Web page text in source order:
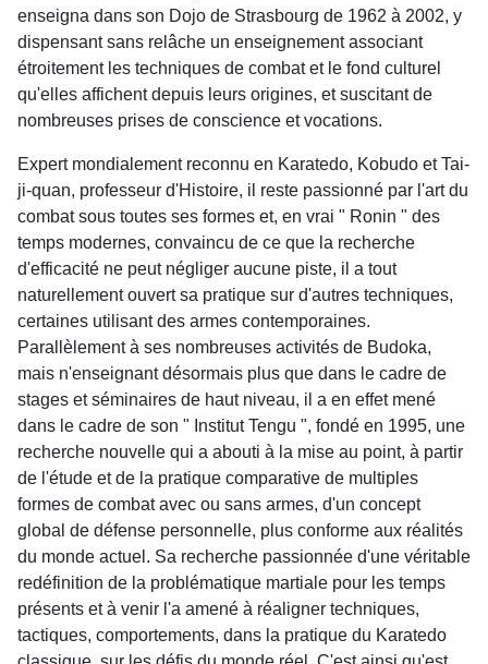
enseigna dans son Dojo de Strasbourg de 1962 à 2002, y
dispensant sans relâche un enseignement associant
étroitement les techniques de combat et le fond culturel
qu'elles affichent depuis leurs origines, et suscitant de
nombreuses prises de conscience et vocations.
Expert mondialement reconnu en Karatedo, Kobudo et Tai-
ji-quan, professeur d'Histoire, il reste passionné par l'art du
combat sous toutes ses formes et, en vrai " Ronin " des
temps modernes, convaincu de ce que la recherche
d'efficacité ne peut négliger aucune piste, il a tout
naturellement ouvert sa pratique sur d'autres techniques,
certaines utilisant des armes contemporaines.
Parallèlement à ses nombreuses activités de Budoka,
mais n'enseignant désormais plus que dans le cadre de
stages et séminaires de haut niveau, il a en effet mené
dans le cadre de son " Institut Tengu ", fondé en 1995, une
recherche nouvelle qui a abouti à la mise au point, à partir
de l'étude et de la pratique comparative de multiples
formes de combat avec ou sans armes, d'un concept
global de défense personnelle, plus conforme aux réalités
du monde actuel. Sa recherche passionnée d'une véritable
redéfinition de la problématique martiale pour les temps
présents et à venir l'a amené à réaligner techniques,
tactiques, comportements, dans la pratique du Karatedo